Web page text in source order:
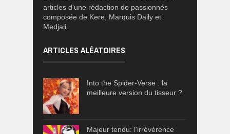
articles d'une rédaction de passionnés
composée de Kere, Marquis Daily et
Medjaii.
ARTICLES ALÉATOIRES
Into the Spider-Verse : la
meilleure version du tisseur ?
Majeur tendu: l'irrévérence